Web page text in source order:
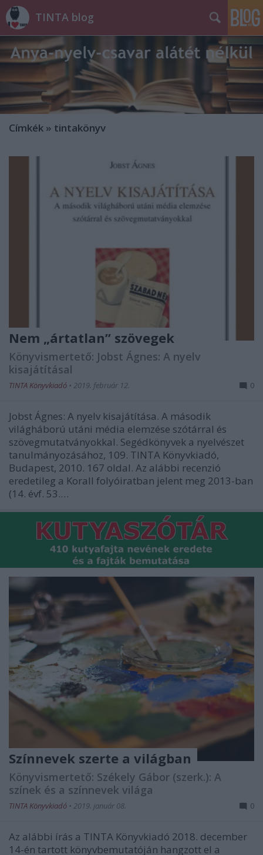
TINTA blog
Címkék » tintakönyv
Nem „ártatlan” szövegek
Könyvismertető: Jobst Ágnes: A nyelv
kisajátításal
TINTA Könyvkiadó • 2019. február 12. 0
Jobst Ágnes: A nyelv kisajátítása. A második
világháború utáni média elemzése szótárral és
szövegmutatványokkal. Segédkönyvek a nyelvészet
tanulmányozásához, 109. TINTA Könyvkiadó,
Budapest, 2010. 167 oldal. Az alábbi recenzió
eredetileg a Korall folyóiratban jelent meg 2013-ban
(14. évf. 53.…
Színnevek szerte a világban
Könyvismertető: Székely Gábor (szerk.): A
színek és a színnevek világa
TINTA Könyvkiadó • 2019. január 08. 0
Az alábbi írás a TINTA Könyvkiadó 2018. december
14-én tartott könyvbemutatóján hangzott el a